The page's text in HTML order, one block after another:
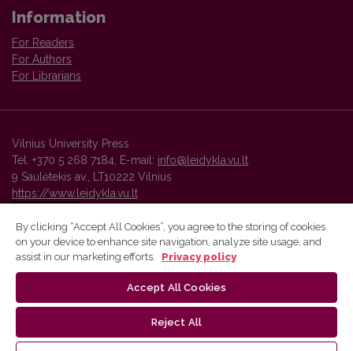
Information
For Readers
For Authors
For Librarians
Vilnius University Press
Tel. +370 5 268 7184, E-mail: info@leidykla.vu.lt
9 Saulėtekis av., LT10222 Vilnius
https://www.leidykla.vu.lt
Vilnius University Press platform and metadata are distributed by
By clicking “Accept All Cookies”, you agree to the storing of cookies
on your device to enhance site navigation, analyze site usage, and
assist in our marketing efforts.
Privacy policy
Accept All Cookies
Reject All